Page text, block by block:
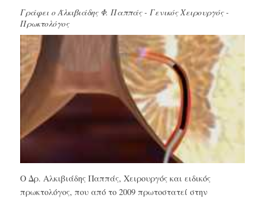
Γράφει οΆλκιβιάδης Φ. Παππάς - Γενικός Χειρουργός -
Πρωκτολόγος
Ο Δρ. Αλκιβιάδης Παππάς, Χειρουργός και ειδικός
πρωκτολόγος, που από το 2009 πρωτοστατεί στην